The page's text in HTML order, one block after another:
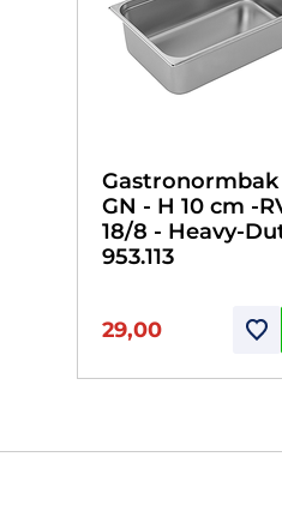
Gastronormbak
GN - H 10 cm -
18/8 - Heavy-
953.113
29,00